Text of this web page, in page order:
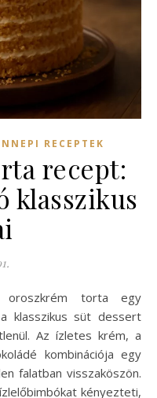
RECEPTEK
recept:
klasszikus
klasszikus süt dessert
Az ízletes krém, a
kombinációja egy
falatban visszaköszön.
kényezteti,